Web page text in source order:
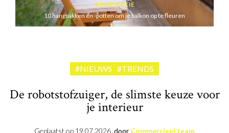
INSPIRATIE
10 hangbakken en -potten om je balkon op te fleuren
#NIEUWS #TRENDS
De robotstofzuiger, de slimste keuze voor
je interieur
Geplaatst op 19.07.2026 door Commercieel team